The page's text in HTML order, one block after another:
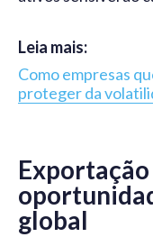
Leia mais:
Como empresas
proteger da
global